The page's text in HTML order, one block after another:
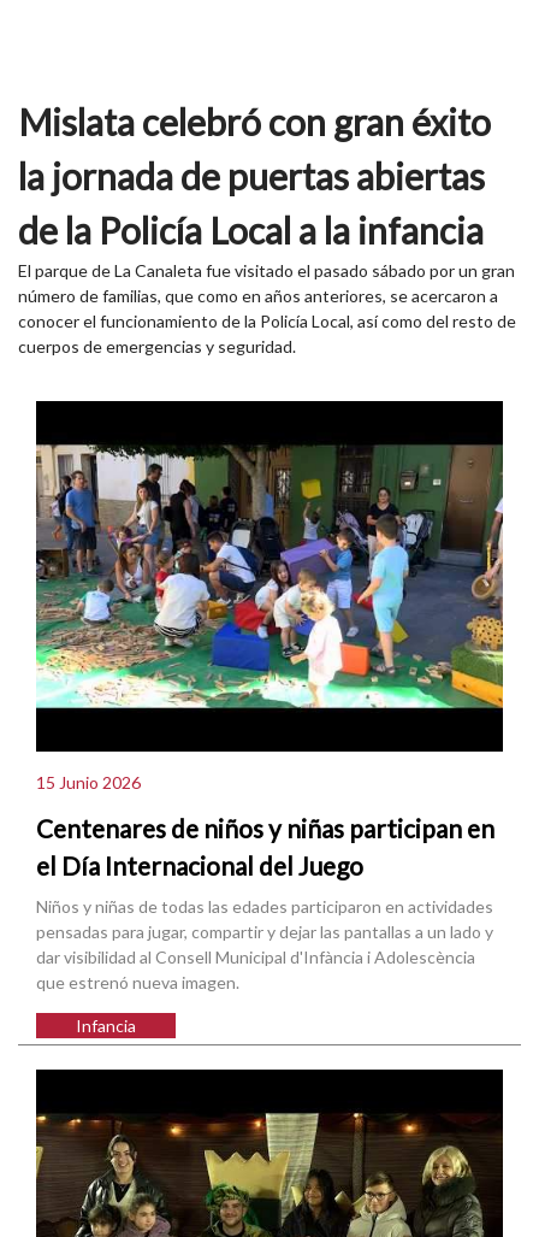
Mislata celebró con gran éxito
la jornada de puertas abiertas
de la Policía Local a la infancia
El parque de La Canaleta fue visitado el pasado sábado por un gran
número de familias, que como en años anteriores, se acercaron a
conocer el funcionamiento de la Policía Local, así como del resto de
cuerpos de emergencias y seguridad.
15 Junio 2026
Centenares de niños y niñas participan en
el Día Internacional del Juego
Niños y niñas de todas las edades participaron en actividades
pensadas para jugar, compartir y dejar las pantallas a un lado y
dar visibilidad al Consell Municipal d'Infància i Adolescència
que estrenó nueva imagen.
Infancia